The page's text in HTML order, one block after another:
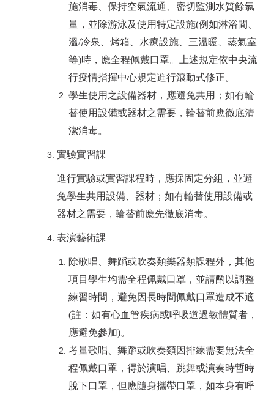
施消毒、保持空氣流通、密切監測水質餘氯
量，並除游泳及使用特定設施(例如淋浴間、
溫/冷泉、烤箱、水療設施、三溫暖、蒸氣室
等)時，應全程佩戴口罩。上述規定依中央流
行疫情指揮中心規定進行滾動式修正。
學生使用之設備器材，應避免共用；如有輪
替使用設備或器材之需要，輪替前應徹底清
潔消毒。
實驗實習課
進行實驗或實習課程時，應採固定分組，並避
免學生共用設備、器材；如有輪替使用設備或
器材之需要，輪替前應先徹底消毒。
表演藝術課
除歌唱、舞蹈或吹奏類樂器類課程外，其他
項目學生均需全程佩戴口罩，並請酌以調整
練習時間，避免因長時間佩戴口罩造成不適
(註：如有心血管疾病或呼吸道過敏體質者，
應避免參加)。
考量歌唱、舞蹈或吹奏類因排練需要無法全
程佩戴口罩，得於演唱、跳舞或演奏時暫時
脫下口罩，但應隨身攜帶口罩，如本身有呼